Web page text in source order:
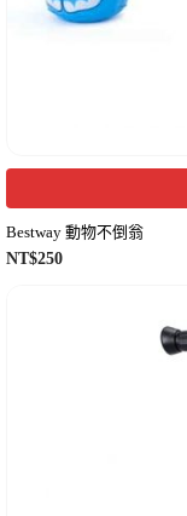
Bestway 動物不倒翁
NT$250